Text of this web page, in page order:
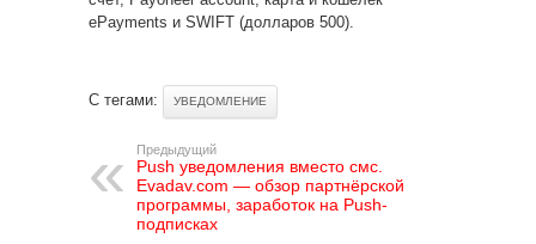
ePayments и SWIFT (долларов 500).
С тегами: УВЕДОМЛЕНИЕ
Предыдущий
Push уведомления вместо смс.
Evadav.com — обзор партнёрской
программы, заработок на Push-
подписках